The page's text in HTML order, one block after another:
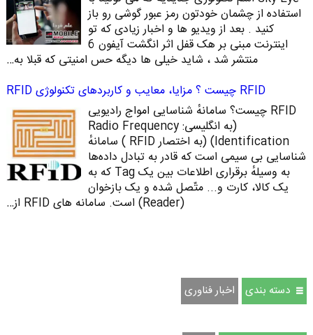
استفاده از چشمان خودتون رمز عبور گوشی رو باز
کنید . بعد از ویدیو ها و اخبار زیادی که تو
اینترنت مبنی بر هک قفل اثر انگشت آیفون 6
منتشر شد ، شاید خیلی ها دیگه حس امنیتی که قبلا به…
RFID چیست ؟ مزایا، معایب و کاربردهای تکنولوژی RFID
RFID چیست؟ سامانهٔ شناسایی امواج رادیویی
(به انگلیسی: Radio Frequency
Identification)‏ (به اختصار RFID ) سامانهٔ
شناسایی بی‌ سیمی است که قادر به تبادل داده‌ها
به ‌وسیلهٔ برقراری اطلاعات بین یک Tag که به
یک کالا، کارت و... متّصل شده‌ و یک بازخوان
(Reader) است. سامانه‌ های RFID از…
دسته بندی اخبار فناوری